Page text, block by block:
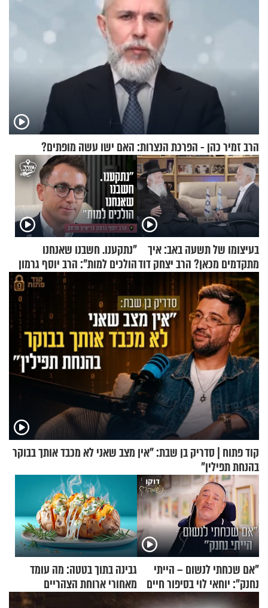
הרב זמיר כהן - הפרכת הנצרות: האם ישו עשה מופתים?
בעיצומו של תשעה באב: איך
מתקדמים מכאן? הרב יצחק דוד
גרוסמן בשיחה מיוחדת
"נתקענו. חשבנו שאנחנו
הולכים למות": הרב יוסף גרמון
בריאיון מרתק
קוד פתוח | סדריק בן שבת: "אין מצב שאני לא מכבד אותך בבוקר
בהנחת תפילין"
"אם שכחתי לנשום – הייתי
נחנק": יוחאי לוי בסיפור חיים
מעורר השראה
גבינה בתוך בטטה: מה עומד
מאחורי ארוחת הצהריים
שכבשה את הרשת?